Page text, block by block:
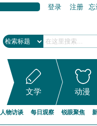
登录 注册 忘
文学 动漫
人物访谈 每日观察 锐眼聚焦